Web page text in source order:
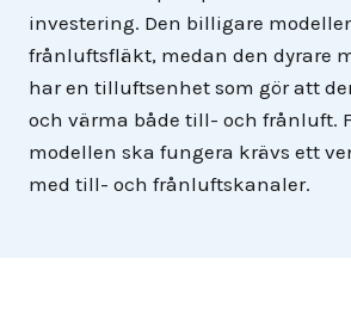
investering. Den billigare
frånluftsfläkt, medan den dyrare
har en tilluftsenhet som gör att
och värma både till- och frånluft.
modellen ska fungera krävs ett
med till- och frånluftskanaler.